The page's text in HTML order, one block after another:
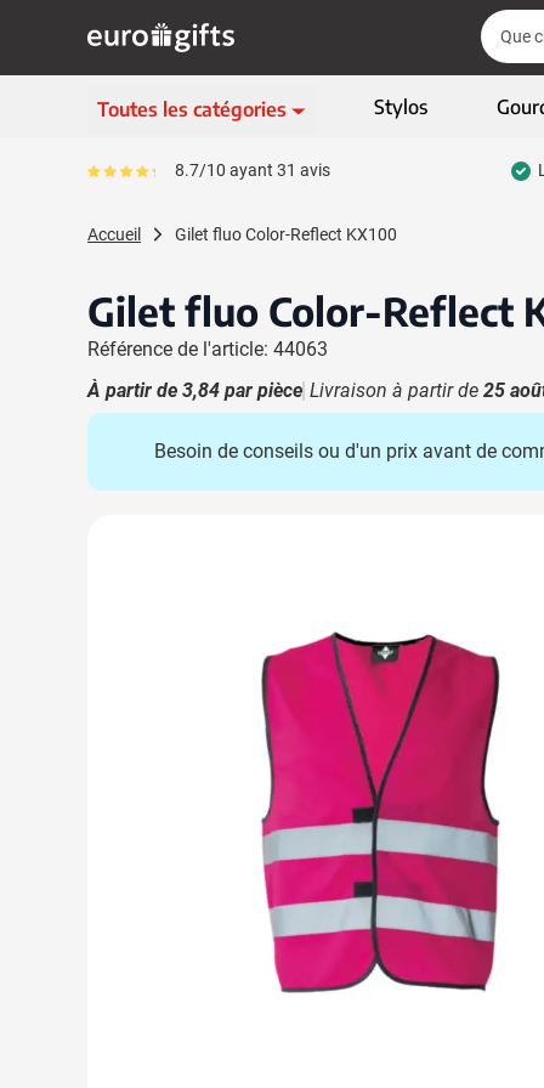
Chercher
Toutes les catégories
Ecriture
Afficher le sous-
Articles écologiques
Afficher le sous-
High-tech & multimédia
Afficher le sous-
Entreprises & bureau
Sports, loisirs & jeux
Afficher le sous-
Afficher le sous-
Afficher le sous-
Afficher le sous-
Afficher le sous-
Promotions & coup de cœur
Afficher le sous-
Stylos
Le pourcentage moyen d'avis est de 87
8.7/10 ayant 31 avis
Accueil Gilet fluo Color-Reflect KX100
Gilet fluo Color-Reflect
Référence de l'article: 44063
À partir de 3,84 par pièce Livraison à partir de 25
Besoin de conseils ou d'un prix avant de